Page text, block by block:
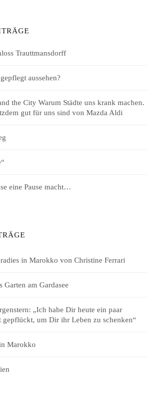
Trauttmansdorff
aussehen?
the City Warum Städte uns krank machen.
gut für uns sind von Mazda Aldi
eine Pause macht…
in Marokko von Christine Ferrari
Garten am Gardasee
„Ich habe Dir heute ein paar
gepflückt, um Dir ihr Leben zu schenken“
Marokko